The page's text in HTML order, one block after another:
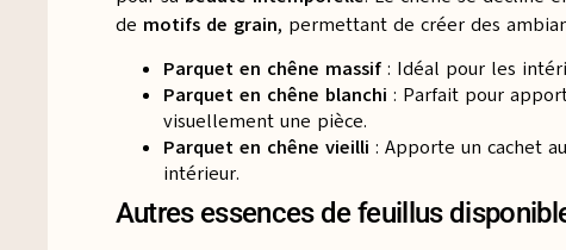
de motifs de grain, permettant de créer des
Parquet en chêne massif: Idéal pour les
Parquet en chêne blanchi : Parfait pour
visuellement une pièce.
Parquet en chêne vieilli : Apporte un cachet
intérieur.
Autres essences de feuillus